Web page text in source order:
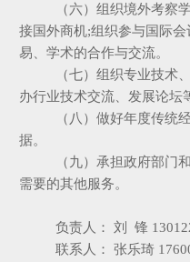
（六）组织境外考察
接国外商机;组织参与国际
易、学术的合作与交流。
（七）组织专业技术
办行业技术交流、发展论坛
（八）做好年度传统
据。
（九）承担政府部门
需要的其他服务。
负责人： 刘 锋
联系人： 张乐琦